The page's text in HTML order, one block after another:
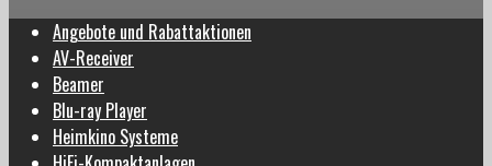
Angebote und Rabattaktionen
AV-Receiver
Beamer
Blu-ray Player
Heimkino Systeme